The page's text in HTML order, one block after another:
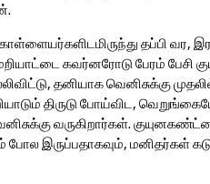
தப்பி வர,
கவர்னரோடு பேரம்
தனியாக வெனிசுக்கு
திருடு போய்விட,
வருகிறார்கள்.
இருப்பதாகவும், மனிதர்கள்